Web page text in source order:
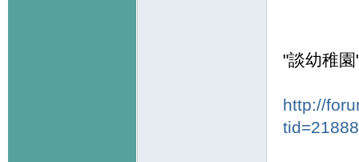
"談幼稚
http://